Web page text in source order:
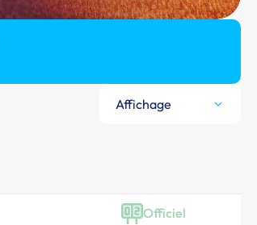
Affichage
Officiel